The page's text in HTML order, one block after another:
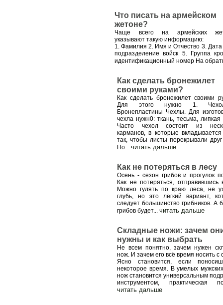
Что писать на армейском
жетоне?
Чаще всего на армейских
указывают такую информацию:
1. Фамилия 2. Имя и Отчество 3.
подразделение войск 5. Группа
идентификационный номер На
Как сделать бронежилет
своими руками?
Как сделать бронежилет своими
Для этого нужно 1.
Бронепластины Чехлы. Для
чехла нужн0: ткань, тесьма, липкая
Часто чехол состоит из
карманов, в которые
так, чтобы листы перекрывали друг
Но... читать дальше
Как не потеряться в лесу
Осень - сезон грибов и прогулок
Как не потеряться, отправившись
Можно гулять по краю леса, не
глубь, но это лёгкий вариант,
следует большинство грибников. А
грибов будет... читать дальше
Складные ножи: зачем
нужны и как выбрать
Не всем понятно, зачем нужен
нож. И зачем его всё время носить с
Ясно становится, если
некоторое время. В умелых
нож становится универсальным
инструментом, практическая
читать дальше